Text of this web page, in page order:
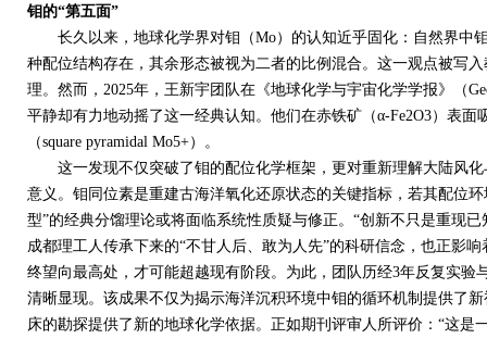
钼的“第五面”
长久以来，地球化学界对钼（Mo）的认知近乎固化：自然界中
种配位结构存在，其余形态被视为二者的比例混合。这一观点被写
理。然而， 2025年，王新宇团队在《地球化学与宇宙化学学报》（
平静却有力地动摇了这一经典认知。他们在赤铁矿（α-Fe2O3）表面
（square pyramidal Mo5+）。
这一发现不仅突破了钼的配位化学框架，更对重新理解大陆风化
意义。钼同位素是重建古海洋氧化还原状态的关键指标，若其配位
型”的经典分馏理论或将面临系统性质疑与修正。“创新不只是重现
成都理工人传承下来的“不甘人后、敢为人先”的科研信念，也正影
终望向最高处，才可能超越现有阶段。为此，团队历经3年反复实验
清晰显现。该成果不仅为揭示海洋沉积环境中钼的循环机制提供了
床的勘探提供了新的地球化学依据。正如期刊评审人所评价：“这是